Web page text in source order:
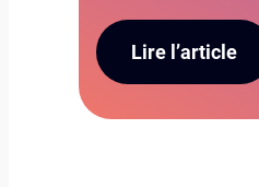
Lire l’article